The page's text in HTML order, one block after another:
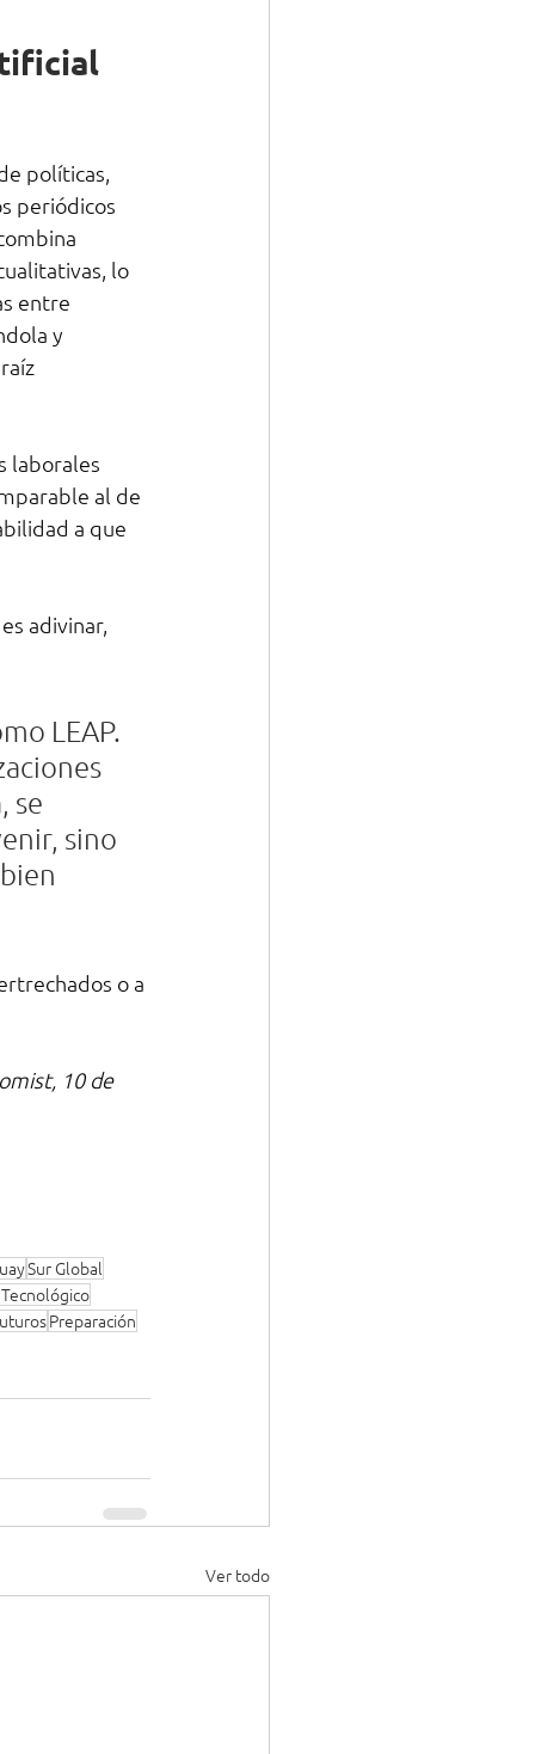
políticas,
periódicos
lo
entre
y
laborales
al de
a que
adivinar,
LEAP.
se
sino
o a
10 de
Sur Global
Preparación
Ver todo